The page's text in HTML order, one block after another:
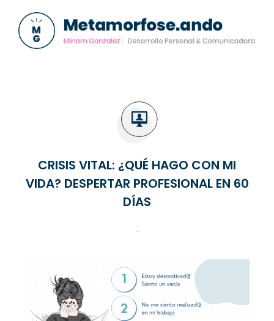
CRISIS VITAL: ¿QUÉ HAGO CON MI
VIDA? DESPERTAR PROFESIONAL EN 60
DÍAS
.